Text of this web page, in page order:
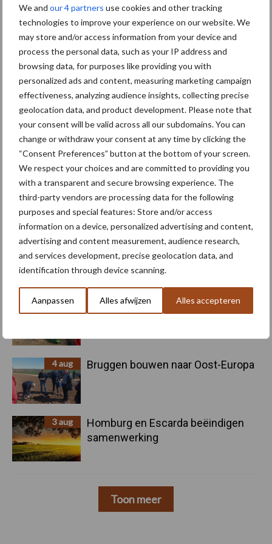
We and our 4 partners use cookies and other tracking
technologies to improve your experience on our website. We
may store and/or access information from your device and
process the personal data, such as your IP address and
browsing data, for purposes like providing you with
personalized ads and content, measuring marketing campaign
effectiveness, analyzing audience insights, collecting precise
geolocation data, and product development. Please note that
your consent will be valid across all our subdomains. You can
change or withdraw your consent at any time by clicking the
“Consent Preferences” button at the bottom of your screen.
We respect your choices and are committed to providing you
with a transparent and secure browsing experience. The
third-party vendors are processing data for the following
purposes and special features: Store and/or access
information on a device, personalized advertising and content,
advertising and content measurement, audience research,
and services development, precise geolocation data, and
identification through device scanning.
Aanpassen Alles afwijzen Alles accepteren
Primaire
Sidebar
Recent nieuws Partner nieuws
6 aug
"Hoge verwachtingen van schijven
voor kouters"
5 aug
Oogst biologische aardappelen in
volle gang
5 aug
Nieuwe compacte gedragen
4 aug Bruggen bouwen naar Oost-Europa
3 aug
Homburg en Escarda beëindigen
samenwerking
Toon meer
Kunstmeststrooier Pootmachine
Toon meer